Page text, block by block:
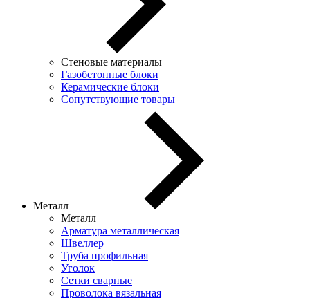
Стеновые материалы
Газобетонные блоки
Керамические блоки
Сопутствующие товары
Металл
Металл
Арматура металлическая
Швеллер
Труба профильная
Уголок
Сетки сварные
Проволока вязальная